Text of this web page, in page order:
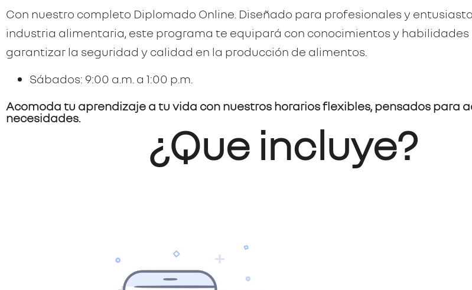
Con nuestro completo Diplomado Online. Diseñado para profesionales y
industria alimentaria, este programa te equipará con conocimientos y
garantizar la seguridad y calidad en la producción de alimentos.
Sábados: 9:00 a.m. a 1:00 p.m.
Acomoda tu aprendizaje a tu vida con nuestros horarios flexibles, pensados para
necesidades.
¿Que incluye?